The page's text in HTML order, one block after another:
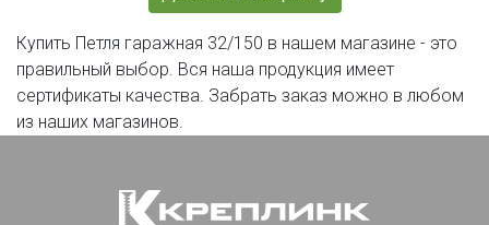
Купить Петля гаражная 32/150 в нашем магазине - это
правильный выбор. Вся наша продукция имеет
сертификаты качества. Забрать заказ можно в любом
из наших магазинов.